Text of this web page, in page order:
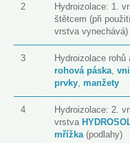
2 Hydroizolace: 1.
štětcem (při
vrstva vynechává)
3 Hydroizolace
rohová páska,
prvky, manžety
4 Hydroizolace: 2.
vrstva
mřížka(podlahy)